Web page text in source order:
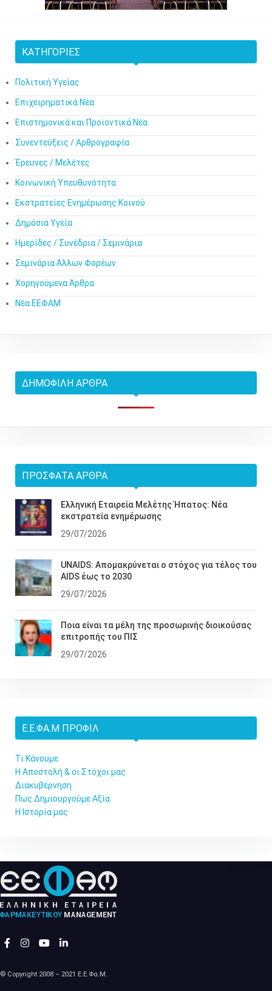
ΚΑΤΗΓΟΡΊΕΣ
Πολιτική Υγείας
Επιχειρηματικά Νέα
Επιστημονικά και Προϊοντικά Νέα
Συνεντεύξεις / Αρθρογραφία
Έρευνες / Μελέτες
Κοινωνική Υπευθυνότητα
Εκστρατείες Ενημέρωσης Κοινού
Δημόσια Υγεία
Ημερίδες / Συνέδρια / Σεμινάρια
Σεμινάρια Άλλων Φορέων
Χορηγούμενα Άρθρα
Νέα ΕΕΦΑΜ
ΔΗΜΟΦΙΛΉ ΆΡΘΡΑ
ΠΡΌΣΦΑΤΑ ΆΡΘΡΑ
Ελληνική Εταιρεία Μελέτης Ήπατος: Νέα
εκστρατεία ενημέρωσης
29/07/2026
UNAIDS: Απομακρύνεται ο στόχος για τέλος του
AIDS έως το 2030
29/07/2026
Ποια είναι τα μέλη της προσωρινής διοικούσας
επιτροπής του ΠΙΣ
29/07/2026
Ε.Ε.ΦΑ.Μ ΠΡΟΦΊΛ
Τι Κάνουμε
Η Αποστολή & οι Στόχοι μας
Διακυβέρνηση
Πως Δημιουργούμε Αξία
Η Ιστορία μας
© Copyright 2008 – 2021 Ε.Ε.Φα.Μ.